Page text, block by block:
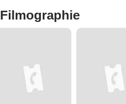
Filmographie